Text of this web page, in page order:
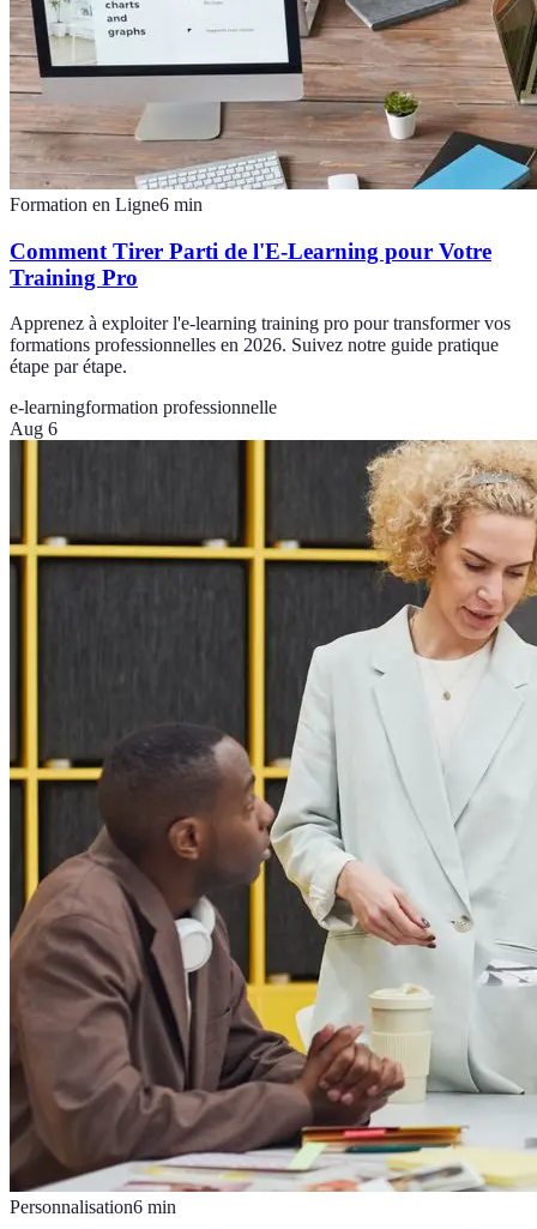
Formation en Ligne6 min
Comment Tirer Parti de l'E-Learning pour Votre
Training Pro
Apprenez à exploiter l'e-learning training pro pour transformer vos
formations professionnelles en 2026. Suivez notre guide pratique
étape par étape.
e-learningformation professionnelle
Aug 6
Personnalisation6 min